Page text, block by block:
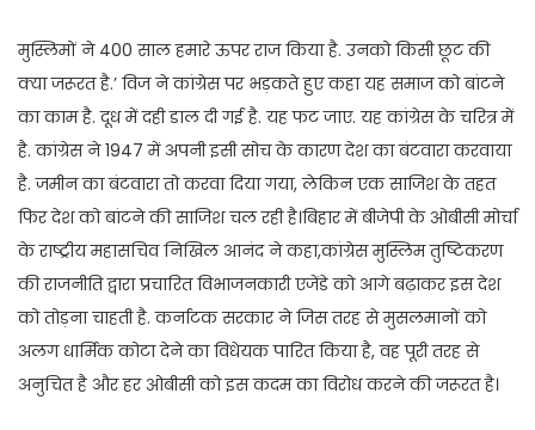
मुस्लिमों ने 400 साल हमारे ऊपर राज किया है. उनको किसी छूट की
क्या जरूरत है.’ विज ने कांग्रेस पर भड़कते हुए कहा यह समाज को बांटने
का काम है. दूध में दही डाल दी गई है. यह फट जाए. यह कांग्रेस के चरित्र में
है. कांग्रेस ने 1947 में अपनी इसी सोच के कारण देश का बंटवारा करवाया
है. जमीन का बंटवारा तो करवा दिया गया, लेकिन एक साजिश के तहत
फिर देश को बांटने की साजिश चल रही है।बिहार में बीजेपी के ओबीसी मोर्चा
के राष्ट्रीय महासचिव निखिल आनंद ने कहा,कांग्रेस मुस्लिम तुष्टिकरण
की राजनीति द्वारा प्रचारित विभाजनकारी एजेंडे को आगे बढ़ाकर इस देश
को तोड़ना चाहती है. कर्नाटक सरकार ने जिस तरह से मुसलमानों को
अलग धार्मिक कोटा देने का विधेयक पारित किया है, वह पूरी तरह से
अनुचित है और हर ओबीसी को इस कदम का विरोध करने की जरूरत है।